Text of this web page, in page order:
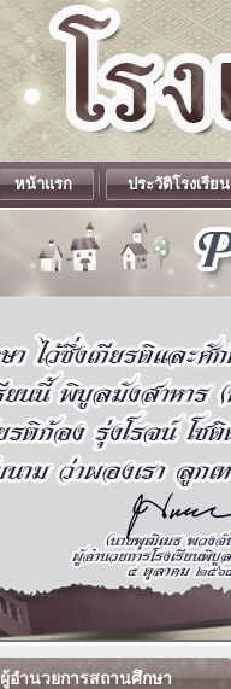
หน้าแรก ประวัติโรงเรียน
ผู้อำนวยการสถานศึกษา